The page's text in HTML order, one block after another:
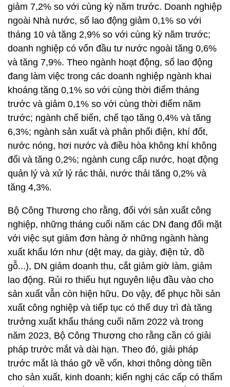
giảm 7,2% so với cùng kỳ năm trước. Doanh nghiệp
ngoài Nhà nước, số lao động giảm 0,1% so với
tháng 10 và tăng 2,9% so với cùng kỳ năm trước;
doanh nghiệp có vốn đầu tư nước ngoài tăng 0,6%
và tăng 7,9%. Theo ngành hoạt động, số lao động
đang làm việc trong các doanh nghiệp ngành khai
khoáng tăng 0,1% so với cùng thời điểm tháng
trước và giảm 0,1% so với cùng thời điểm năm
trước; ngành chế biến, chế tạo tăng 0,4% và tăng
6,3%; ngành sản xuất và phân phối điện, khí đốt,
nước nóng, hơi nước và điều hòa không khí không
đổi và tăng 0,2%; ngành cung cấp nước, hoạt động
quản lý và xử lý rác thải, nước thải tăng 0,2% và
tăng 4,3%.
Bộ Công Thương cho rằng, đối với sản xuất công
nghiệp, những tháng cuối năm các DN đang đối mặt
với việc sụt giảm đơn hàng ở những ngành hàng
xuất khẩu lớn như (dệt may, da giày, điện tử, đồ
gỗ...), DN giảm doanh thu, cắt giảm giờ làm, giảm
lao động. Rủi ro thiếu hụt nguyên liệu đầu vào cho
sản xuất vẫn còn hiện hữu. Do vậy, để phục hồi sản
xuất công nghiệp và tiếp tục có thể duy trì đà tăng
trưởng xuất khẩu tháng cuối năm 2022 và trong
năm 2023, Bộ Công Thương cho rằng cần có giải
pháp trước mắt và dài hạn. Theo đó, giải pháp
trước mắt là tháo gỡ về vốn, khơi thông dòng tiền
cho sản xuất, kinh doanh; kiến nghị các cấp có thẩm